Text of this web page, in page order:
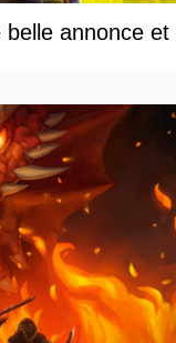
annonce et